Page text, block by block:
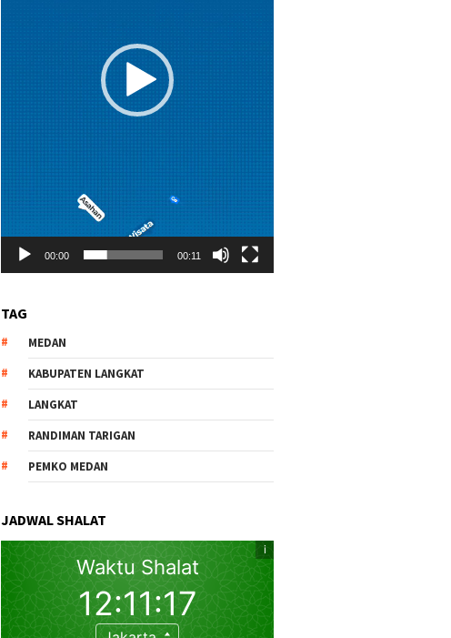
00:00 00:11
TAG
MEDAN
KABUPATEN LANGKAT
LANGKAT
RANDIMAN TARIGAN
PEMKO MEDAN
JADWAL SHALAT